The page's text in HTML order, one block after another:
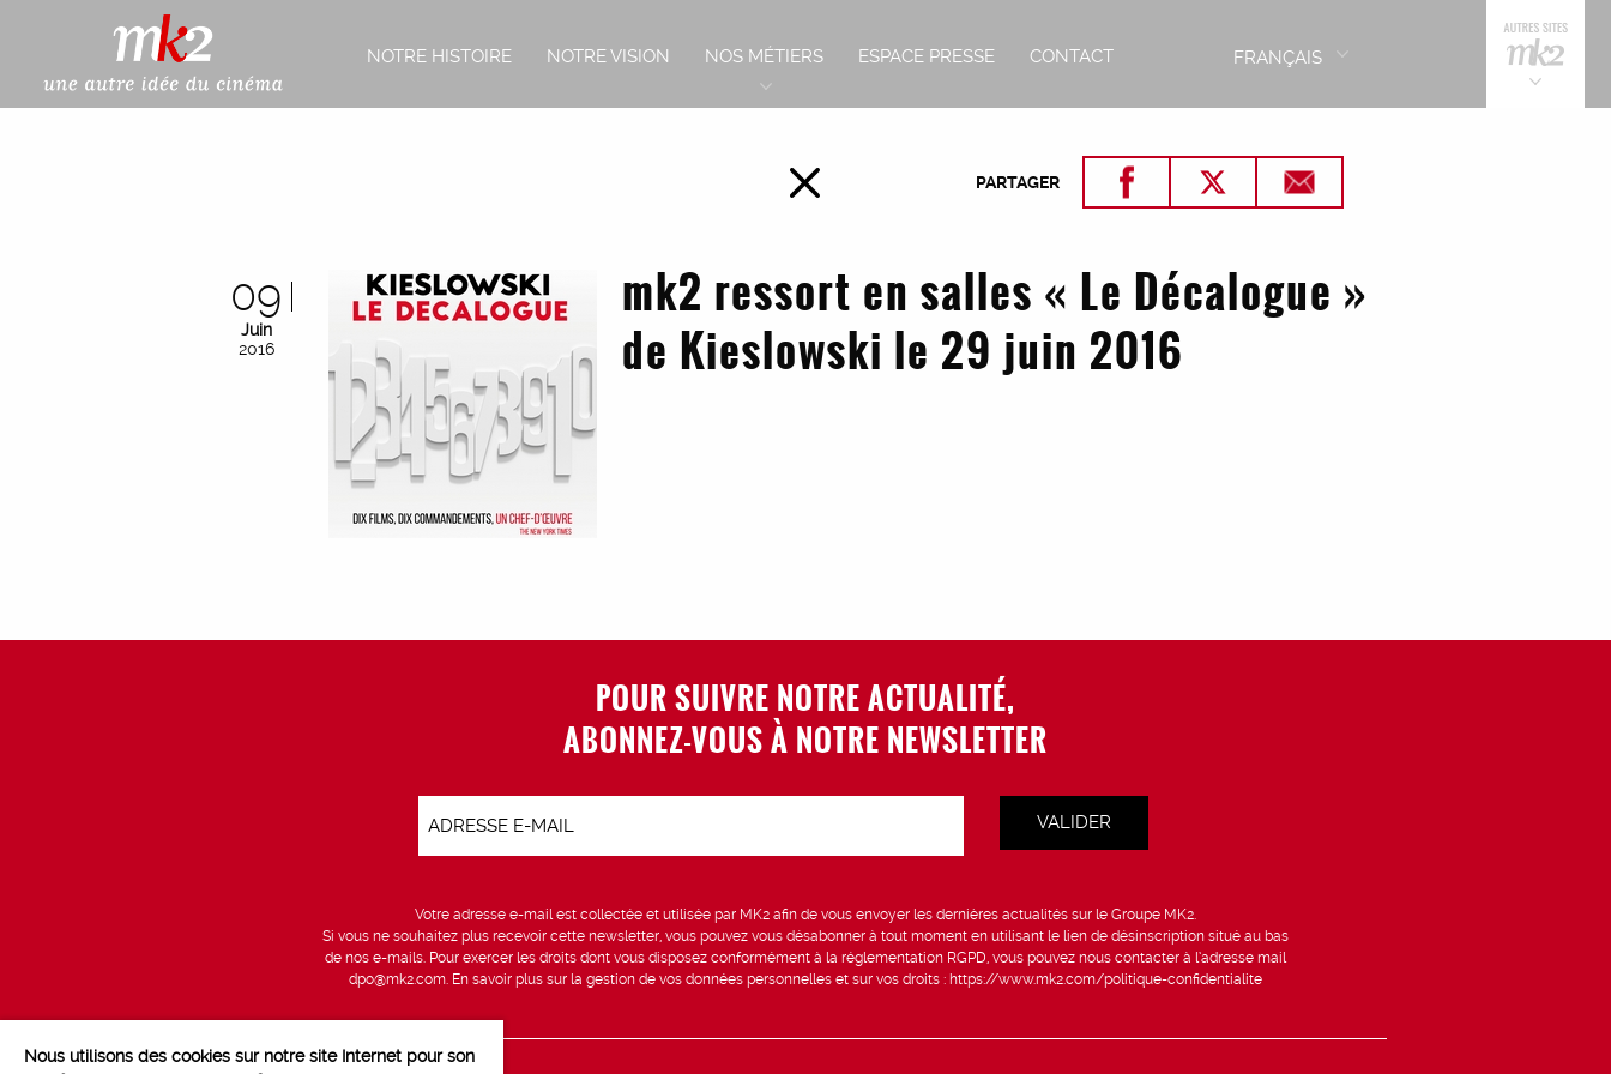
NOTRE HISTOIRE NOTRE VISION NOS MÉTIERS ESPACE PRESSE CONTACT FRANÇAIS
PARTAGER
09
Juin
2016
mk2 ressort en salles « Le Décalogue »
de Kieslowski le 29 juin 2016
POUR SUIVRE NOTRE ACTUALITÉ,
ABONNEZ-VOUS À NOTRE NEWSLETTER
VALIDER
Votre adresse e-mail est collectée et utilisée par MK2 afin de vous envoyer les dernières actualités sur le Groupe MK2.
Si vous ne souhaitez plus recevoir cette newsletter, vous pouvez vous désabonner à tout moment en utilisant le lien de désinscription situé au bas
de nos e-mails. Pour exercer les droits dont vous disposez conformément à la réglementation RGPD, vous pouvez nous contacter à l’adresse mail
dpo@mk2.com. En savoir plus sur la gestion de vos données personnelles et sur vos droits : https://www.mk2.com/politique-confidentialite
Nous utilisons des cookies sur notre site Internet pour son